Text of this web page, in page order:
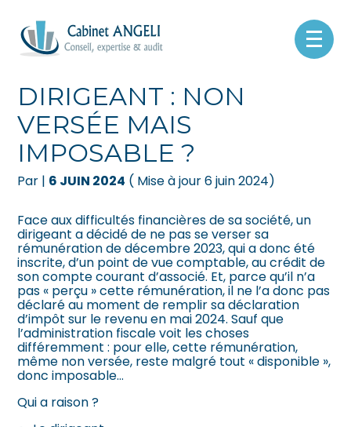
Aller
au
Créer et reprendre une activité
Gérer votre quotidien
Piloter votre entreprise
Développer votre entreprise
Être prêt pour la facturation
électronique
Pilotez votre gestion
Suivre votre comptabilité
Gérer vos ressources humaines
Dématérialiser vos documents
DIRIGEANT : NON
VERSÉE MAIS
IMPOSABLE ?
Par | 6 JUIN 2024 ( Mise à jour 6 juin 2024)
Face aux difficultés financières de sa société, un
dirigeant a décidé de ne pas se verser sa
rémunération de décembre 2023, qui a donc été
inscrite, d’un point de vue comptable, au crédit de
son compte courant d’associé. Et, parce qu’il n’a
pas « perçu » cette rémunération, il ne l’a donc pas
déclaré au moment de remplir sa déclaration
d’impôt sur le revenu en mai 2024. Sauf que
l’administration fiscale voit les choses
différemment : pour elle, cette rémunération,
même non versée, reste malgré tout « disponible »,
donc imposable…
Qui a raison ?